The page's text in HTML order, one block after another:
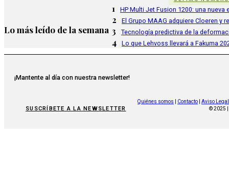
Lo más leído de la semana
1 HP Multi Jet Fusion 1200: una
2 El Grupo MAAG adquiere Cloeren
3 Tecnología predictiva de la
4 Lo que Lehvoss llevará a Fakuma
¡Mantente al día con nuestra newsletter!
SUSCRÍBETE A LA NEWSLETTER
Quiénes somos Contacto
Aviso Legal
© 2025